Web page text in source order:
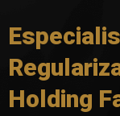
Holding